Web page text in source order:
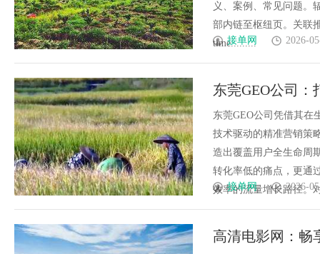
义、案例、常见问题。
部内链至枢纽页。关联
time.........
接单网 2026-
东莞GEO公司：
东莞GEO公司凭借其
技术驱动的精准营销策
造出覆盖用户全生命周
转化率低的痛点，更通
效率的流量增长路径。
接单网 2026-
高清电影网：畅